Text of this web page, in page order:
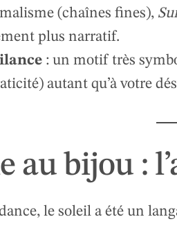
(chaînes fines),
plus narratif.
: un motif très
autant qu’à votre
au bijou :
le soleil a été un